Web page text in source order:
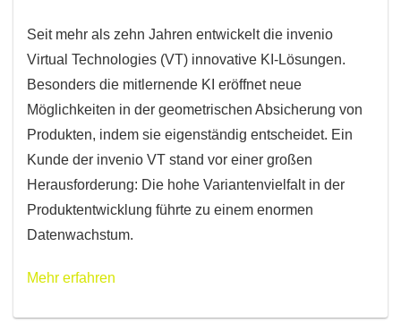
Seit mehr als zehn Jahren entwickelt die invenio
Virtual Technologies (VT) innovative KI-Lösungen.
Besonders die mitlernende KI eröffnet neue
Möglichkeiten in der geometrischen Absicherung von
Produkten, indem sie eigenständig entscheidet. Ein
Kunde der invenio VT stand vor einer großen
Herausforderung: Die hohe Variantenvielfalt in der
Produktentwicklung führte zu einem enormen
Datenwachstum.
Mehr erfahren